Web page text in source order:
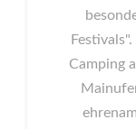
Camping